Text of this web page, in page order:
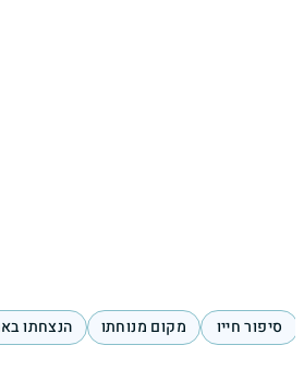
סיפור חייו מקום מנוחתו הנצחתו